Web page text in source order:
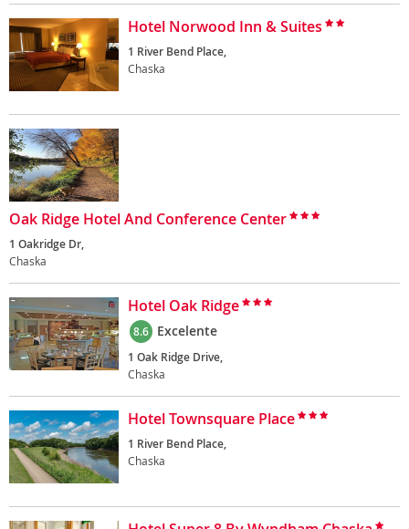
Hotel Norwood Inn & Suites
1 River Bend Place,
Chaska
Oak Ridge Hotel And Conference Center
1 Oakridge Dr,
Chaska
Hotel Oak Ridge
8.6 Excelente
1 Oak Ridge Drive,
Chaska
Hotel Townsquare Place
1 River Bend Place,
Chaska